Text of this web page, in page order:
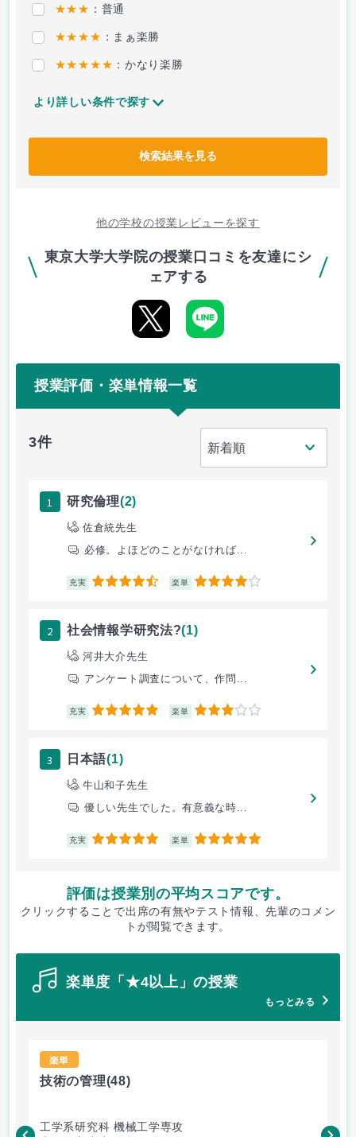
★★★ ：普通
★★★★ ：まぁ楽勝
★★★★★ ：かなり楽勝
より詳しい条件で探す
検索結果を見る
他の学校の授業レビューを探す
東京大学大学院の授業口コミを友達にシ
ェアする
授業評価・楽単情報一覧
3件
1 研究倫理(2)
佐倉統先生
必修。よほどのことがなければ...
充実 4.5 楽単 4
2 社会情報学研究法?(1)
河井大介先生
アンケート調査について、作問...
充実 5 楽単 3
3 日本語(1)
牛山和子先生
優しい先生でした。有意義な時...
充実 5 楽単 5
評価は授業別の平均スコアです。
クリックすることで出席の有無やテスト情報、先輩のコメン
トが閲覧できます。
楽単度「★4以上」の授業
もっとみる
楽単
技術の管理(48)
工学系研究科 機械工学専攻